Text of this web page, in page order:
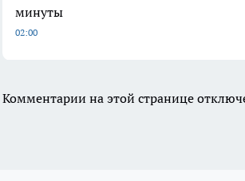
минуты
02:00
Комментарии на этой странице